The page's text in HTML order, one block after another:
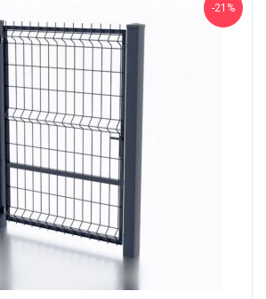
-21%